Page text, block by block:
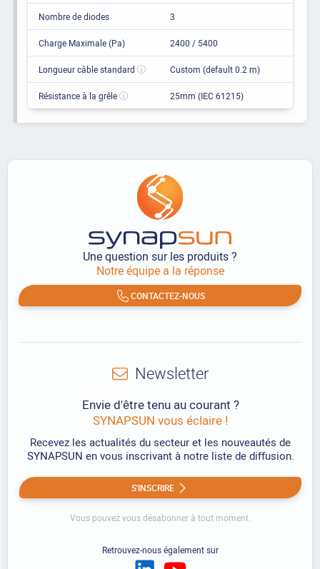
Nombre de diodes 3
Charge Maximale (Pa) 2400 / 5400
Longueur câble standard Custom (default 0.2 m)
Résistance à la grêle 25mm (IEC 61215)
Une question sur les produits ?
Notre équipe a la réponse
CONTACTEZ-NOUS
Newsletter
Envie d'être tenu au courant ?
SYNAPSUN vous éclaire !
Recevez les actualités du secteur et les nouveautés de
SYNAPSUN en vous inscrivant à notre liste de diffusion.
S'INSCRIRE
Vous pouvez vous désabonner à tout moment.
Retrouvez-nous également sur